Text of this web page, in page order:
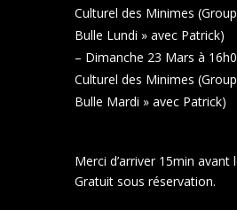
Culturel des Minimes
Bulle Lundi » avec Patrick)
– Dimanche 23 Mars à
Culturel des Minimes
Bulle Mardi » avec Patrick)
Merci d’arriver 15min avant
Gratuit sous réservation.